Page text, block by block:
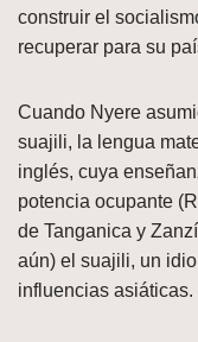
construir el
recuperar para su
Cuando Nyere
suajili, la lengua
inglés, cuya
potencia ocupante
de Tanganica y
aún) el suajili, un
influencias asiáticas.